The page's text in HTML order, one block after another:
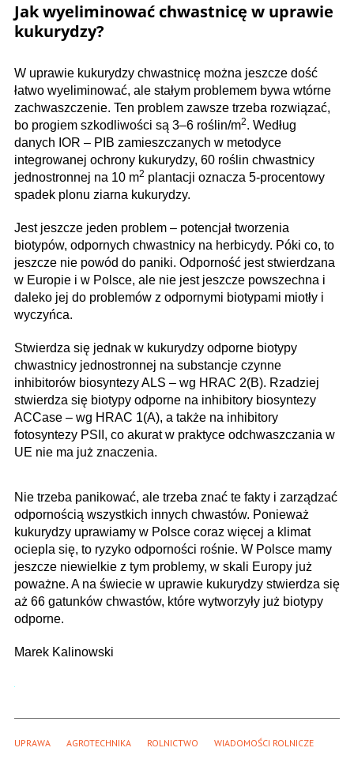
Jak wyeliminować chwastnicę w uprawie
kukurydzy?
W uprawie kukurydzy chwastnicę można jeszcze dość
łatwo wyeliminować, ale stałym problemem bywa wtórne
zachwaszczenie. Ten problem zawsze trzeba rozwiązać,
bo progiem szkodliwości są 3–6 roślin/m2. Według
danych IOR – PIB zamieszczanych w metodyce
integrowanej ochrony kukurydzy, 60 roślin chwastnicy
jednostronnej na 10 m2 plantacji oznacza 5-procentowy
spadek plonu ziarna kukurydzy.
Jest jeszcze jeden problem – potencjał tworzenia
biotypów, odpornych chwastnicy na herbicydy. Póki co, to
jeszcze nie powód do paniki. Odporność jest stwierdzana
w Europie i w Polsce, ale nie jest jeszcze powszechna i
daleko jej do problemów z odpornymi biotypami miotły i
wyczyńca.
Stwierdza się jednak w kukurydzy odporne biotypy
chwastnicy jednostronnej na substancje czynne
inhibitorów biosyntezy ALS – wg HRAC 2(B). Rzadziej
stwierdza się biotypy odporne na inhibitory biosyntezy
ACCase – wg HRAC 1(A), a także na inhibitory
fotosyntezy PSII, co akurat w praktyce odchwaszczania w
UE nie ma już znaczenia.
Nie trzeba panikować, ale trzeba znać te fakty i zarządzać
odpornością wszystkich innych chwastów. Ponieważ
kukurydzy uprawiamy w Polsce coraz więcej a klimat
ociepla się, to ryzyko odporności rośnie. W Polsce mamy
jeszcze niewielkie z tym problemy, w skali Europy już
poważne. A na świecie w uprawie kukurydzy stwierdza się
aż 66 gatunków chwastów, które wytworzyły już biotypy
odporne.
Marek Kalinowski
UPRAWA AGROTECHNIKA ROLNICTWO WIADOMOŚCI ROLNICZE